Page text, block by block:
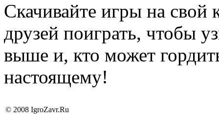
Скачивайте игры на
друзей поиграть, чтобы
выше и, кто может
настоящему!
© 2008 IgroZavr.Ru